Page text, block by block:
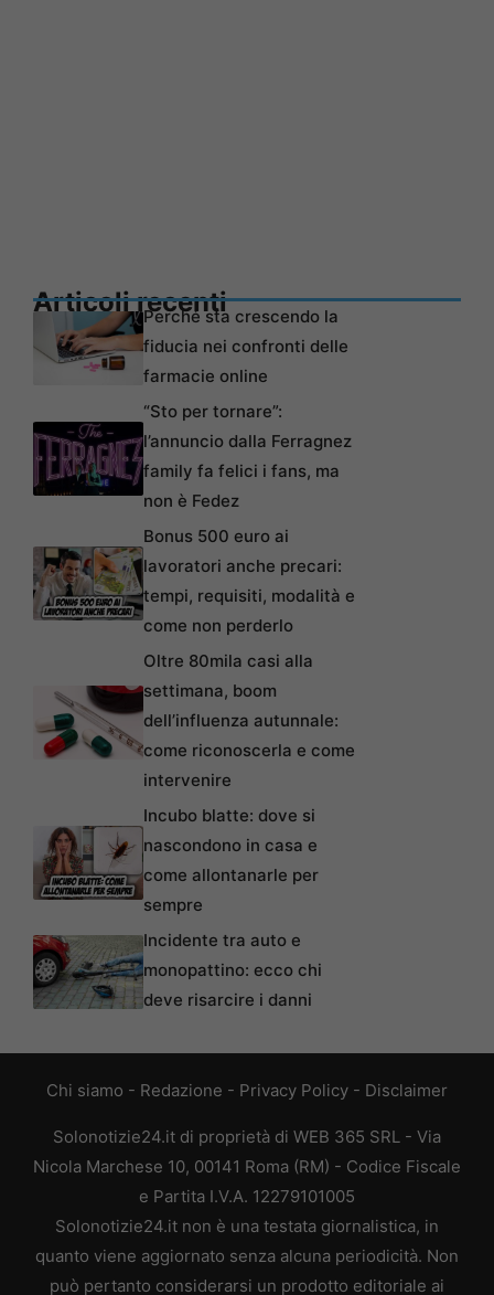
Articoli recentiPerché sta crescendo la
fiducia nei confronti delle
farmacie online
“Sto per tornare”:
l’annuncio dalla Ferragnez
family fa felici i fans, ma
non è Fedez
Bonus 500 euro ai
lavoratori anche precari:
tempi, requisiti, modalità e
come non perderlo
Oltre 80mila casi alla
settimana, boom
dell’influenza autunnale:
come riconoscerla e come
intervenire
Incubo blatte: dove si
nascondono in casa e
come allontanarle per
sempre
Incidente tra auto e
monopattino: ecco chi
deve risarcire i danni
Chi siamo - Redazione - Privacy Policy - Disclaimer
Solonotizie24.it di proprietà di WEB 365 SRL - Via
Nicola Marchese 10, 00141 Roma (RM) - Codice Fiscale
e Partita I.V.A. 12279101005
Solonotizie24.it non è una testata giornalistica, in
quanto viene aggiornato senza alcuna periodicità. Non
può pertanto considerarsi un prodotto editoriale ai